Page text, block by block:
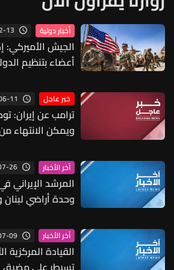
أخبار دولية 13
الجيش
أعضاء بتنظيم
خبر عاجل 11
ترامب عن إيران:
ويمكن الانتهاء
آخر الأخبار 26
المرشد
وحدة أراضي لبنان
مع أميركا
آخر الأخبار 09
القيادة المركزية